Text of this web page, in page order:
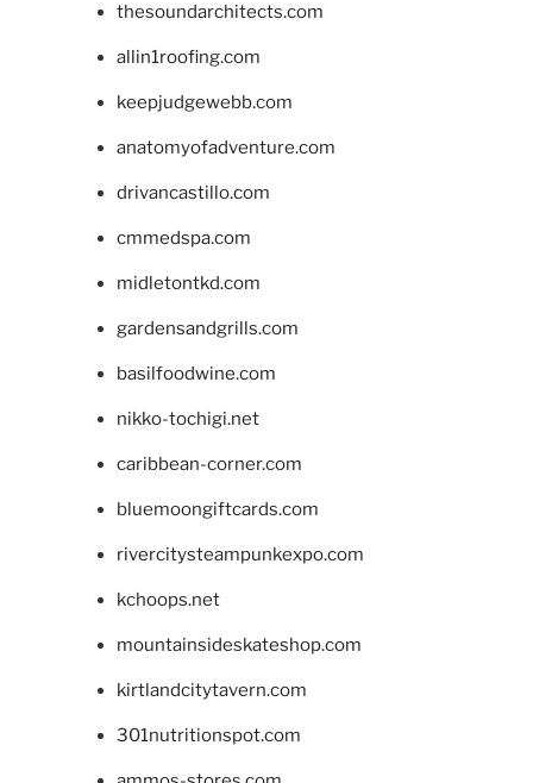
thesoundarchitects.com
allin1roofing.com
keepjudgewebb.com
anatomyofadventure.com
drivancastillo.com
cmmedspa.com
midletontkd.com
gardensandgrills.com
basilfoodwine.com
nikko-tochigi.net
caribbean-corner.com
bluemoongiftcards.com
rivercitysteampunkexpo.com
kchoops.net
mountainsideskateshop.com
kirtlandcitytavern.com
301nutritionspot.com